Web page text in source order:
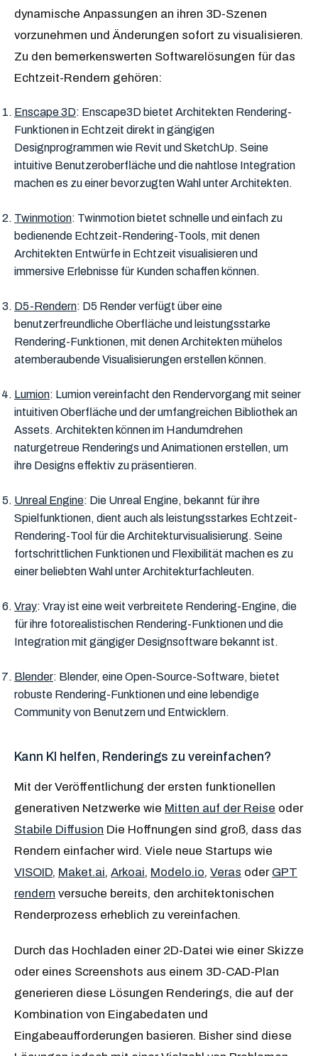
dynamische Anpassungen an ihren 3D-Szenen
vorzunehmen und Änderungen sofort zu visualisieren.
Zu den bemerkenswerten Softwarelösungen für das
Echtzeit-Rendern gehören:
Enscape 3D: Enscape3D bietet Architekten Rendering-
Funktionen in Echtzeit direkt in gängigen
Designprogrammen wie Revit und SketchUp. Seine
intuitive Benutzeroberfläche und die nahtlose Integration
machen es zu einer bevorzugten Wahl unter Architekten.
Twinmotion: Twinmotion bietet schnelle und einfach zu
bedienende Echtzeit-Rendering-Tools, mit denen
Architekten Entwürfe in Echtzeit visualisieren und
immersive Erlebnisse für Kunden schaffen können.
D5-Rendern: D5 Render verfügt über eine
benutzerfreundliche Oberfläche und leistungsstarke
Rendering-Funktionen, mit denen Architekten mühelos
atemberaubende Visualisierungen erstellen können.
Lumion: Lumion vereinfacht den Rendervorgang mit seiner
intuitiven Oberfläche und der umfangreichen Bibliothek an
Assets. Architekten können im Handumdrehen
naturgetreue Renderings und Animationen erstellen, um
ihre Designs effektiv zu präsentieren.
Unreal Engine: Die Unreal Engine, bekannt für ihre
Spielfunktionen, dient auch als leistungsstarkes Echtzeit-
Rendering-Tool für die Architekturvisualisierung. Seine
fortschrittlichen Funktionen und Flexibilität machen es zu
einer beliebten Wahl unter Architekturfachleuten.
Vray: Vray ist eine weit verbreitete Rendering-Engine, die
für ihre fotorealistischen Rendering-Funktionen und die
Integration mit gängiger Designsoftware bekannt ist.
Blender: Blender, eine Open-Source-Software, bietet
robuste Rendering-Funktionen und eine lebendige
Community von Benutzern und Entwicklern.
Kann KI helfen, Renderings zu vereinfachen?
Mit der Veröffentlichung der ersten funktionellen
generativen Netzwerke wie Mitten auf der Reise oder
Stabile Diffusion Die Hoffnungen sind groß, dass das
Rendern einfacher wird. Viele neue Startups wie
VISOID, Maket.ai, Arkoai, Modelo.io, Veras oder GPT
rendern versuche bereits, den architektonischen
Renderprozess erheblich zu vereinfachen.
Durch das Hochladen einer 2D-Datei wie einer Skizze
oder eines Screenshots aus einem 3D-CAD-Plan
generieren diese Lösungen Renderings, die auf der
Kombination von Eingabedaten und
Eingabeaufforderungen basieren. Bisher sind diese